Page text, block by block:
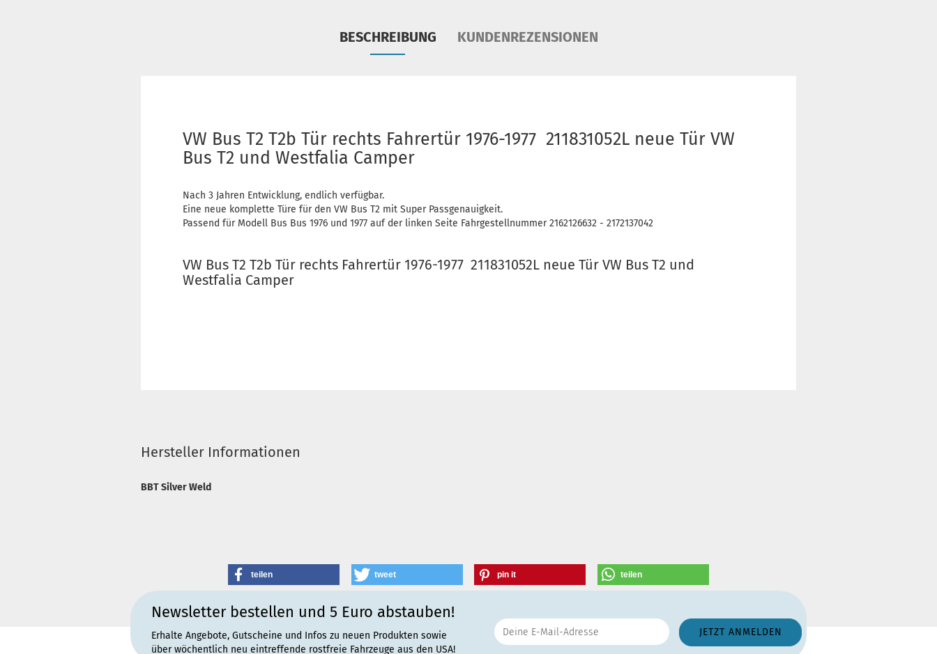
BESCHREIBUNG KUNDENREZENSIONEN
VW Bus T2 T2b Tür rechts Fahrertür 1976-1977 211831052L neue Tür VW
Bus T2 und Westfalia Camper
Nach 3 Jahren Entwicklung, endlich verfügbar.
Eine neue komplette Türe für den VW Bus T2 mit Super Passgenauigkeit.
Passend für Modell Bus Bus 1976 und 1977 auf der linken Seite Fahrgestellnummer 2162126632 - 2172137042
VW Bus T2 T2b Tür rechts Fahrertür 1976-1977 211831052L neue Tür VW Bus T2 und
Westfalia Camper
Hersteller Informationen
BBT Silver Weld
teilen tweet pin it teilen
Newsletter bestellen und 5 Euro abstauben!
Erhalte Angebote, Gutscheine und Infos zu neuen Produkten sowie
über wöchentlich neu eintreffende rostfreie Fahrzeuge aus den USA!